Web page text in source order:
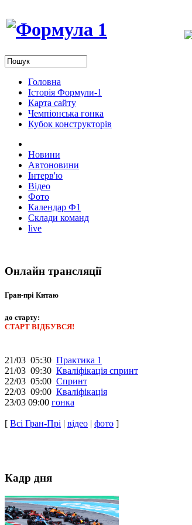
Головна
Історія Формули-1
Карта сайту
Чемпіонська гонка
Кубок конструкторів
Новини
Автоновини
Інтерв'ю
Відео
Фото
Календар Ф1
Склади команд
live
Онлайн трансляції
Гран-прі Китаю
до старту:
СТАРТ ВІДБУВСЯ!
21/03 05:30 Практика 1
21/03 09:30 Кваліфікація спринт
22/03 05:00 Спринт
22/03 09:00 Кваліфікація
23/03 09:00 гонка
[ Всі Гран-Прі | відео | фото ]
Кадр дня